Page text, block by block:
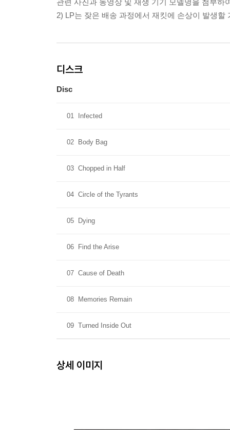
관련 사진과 동영상 및 재생 기기 모델명을 첨부하
2) LP는 잦은 배송 과정에서 재킷에 손상이 발생
디스크
Disc
01 Infected
02 Body Bag
03 Chopped in Half
04 Circle of the Tyrants
05 Dying
06 Find the Arise
07 Cause of Death
08 Memories Remain
09 Turned Inside Out
상세 이미지